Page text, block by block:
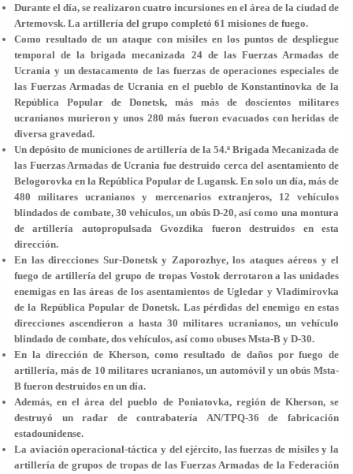
Durante el día, se realizaron cuatro incursiones en el área de la ciudad de
Artemovsk. La artillería del grupo completó 61 misiones de fuego.
Como resultado de un ataque con misiles en los puntos de despliegue
temporal de la brigada mecanizada 24 de las Fuerzas Armadas de
Ucrania y un destacamento de las fuerzas de operaciones especiales de
las Fuerzas Armadas de Ucrania en el pueblo de Konstantinovka de la
República Popular de Donetsk, más más de doscientos militares
ucranianos murieron y unos 280 más fueron evacuados con heridas de
diversa gravedad.
Un depósito de municiones de artillería de la 54.ª Brigada Mecanizada de
las Fuerzas Armadas de Ucrania fue destruido cerca del asentamiento de
Belogorovka en la República Popular de Lugansk. En solo un día, más de
480 militares ucranianos y mercenarios extranjeros, 12 vehículos
blindados de combate, 30 vehículos, un obús D-20, así como una montura
de artillería autopropulsada Gvozdika fueron destruidos en esta
dirección.
En las direcciones Sur-Donetsk y Zaporozhye, los ataques aéreos y el
fuego de artillería del grupo de tropas Vostok derrotaron a las unidades
enemigas en las áreas de los asentamientos de Ugledar y Vladimirovka
de la República Popular de Donetsk. Las pérdidas del enemigo en estas
direcciones ascendieron a hasta 30 militares ucranianos, un vehículo
blindado de combate, dos vehículos, así como obuses Msta-B y D-30.
En la dirección de Kherson, como resultado de daños por fuego de
artillería, más de 10 militares ucranianos, un automóvil y un obús Msta-
B fueron destruidos en un día.
Además, en el área del pueblo de Poniatovka, región de Kherson, se
destruyó un radar de contrabatería AN/TPQ-36 de fabricación
estadounidense.
La aviación operacional-táctica y del ejército, las fuerzas de misiles y la
artillería de grupos de tropas de las Fuerzas Armadas de la Federación